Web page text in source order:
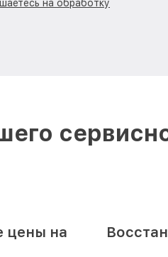
на обработку
цены на